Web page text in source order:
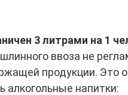
3 литрами на 1
ввоза не
продукции. Это
алкогольные напитки: